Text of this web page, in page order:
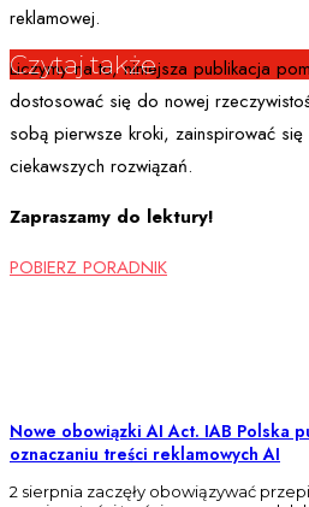
reklamowej.
Liczymy na to, niniejsza publikacja
dostosować się do nowej
sobą pierwsze kroki, zainspirować
ciekawszych rozwiązań.
Zapraszamy do lektury!
POBIERZ PORADNIK
Czytaj także
Nowe obowiązki AI Act. IAB Polska
oznaczaniu treści reklamowych AI
2 sierpnia zaczęły obowiązywać